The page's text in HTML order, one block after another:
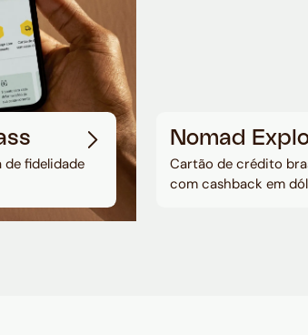
de fidelidade
Nomad
Cartão de crédito
com cashback em